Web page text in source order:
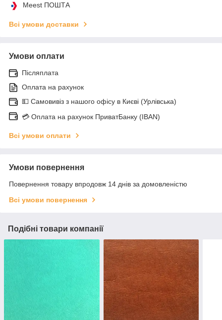
Meest ПОШТА
Всі умови доставки
Умови оплати
Післяплата
Оплата на рахунок
💵 Самовивіз з нашого офісу в Києві (Урлівська)
💳 Оплата на рахунок ПриватБанку (IBAN)
Всі умови оплати
Умови повернення
Повернення товару впродовж 14 днів за домовленістю
Всі умови повернення
Подібні товари компанії